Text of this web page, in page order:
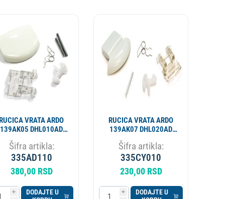
RUCICA VRATA ARDO
139AK05 DHL010AD
Šifra artikla:
335AD110
380,00 RSD
i
DODAJTE U
RUCICA VRATA ARDO
139AK07 DHL020AD
Šifra artikla:
335CY010
230,00 RSD
i
DODAJTE U